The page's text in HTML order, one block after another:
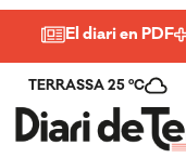
El diari en PDF
TERRASSA 25 ºC